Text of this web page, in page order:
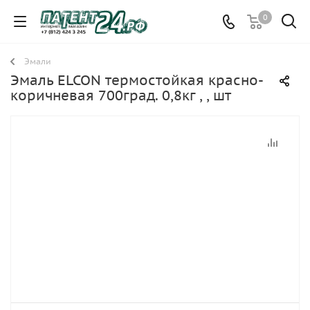
0
Эмали
Эмаль ELCON термостойкая красно-
коричневая 700град. 0,8кг , , шт